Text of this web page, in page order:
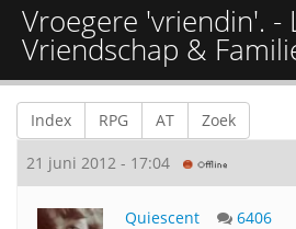
Vroegere 'vriendin'. -
Vriendschap &
Index RPG AT Zoek
21 juni 2012 - 17:04
Quiescent 6406